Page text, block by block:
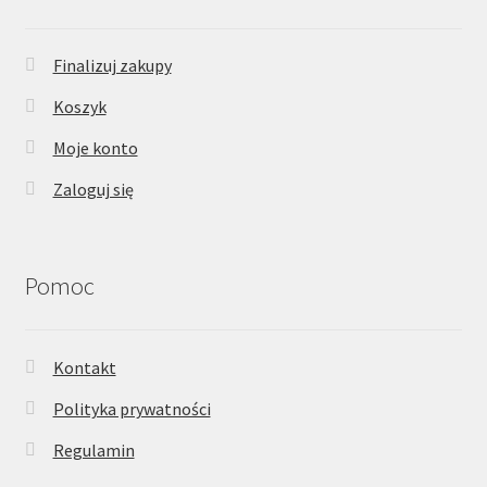
Finalizuj zakupy
Koszyk
Moje konto
Zaloguj się
Pomoc
Kontakt
Polityka prywatności
Regulamin